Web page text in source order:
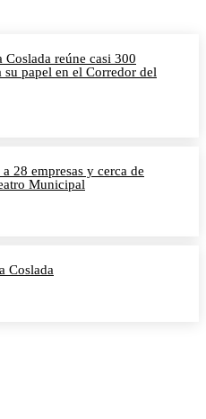
reúne casi 300
papel en el Corredor del
28 empresas y cerca de
Municipal
Coslada